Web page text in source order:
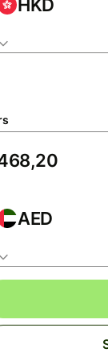
HKD
AED